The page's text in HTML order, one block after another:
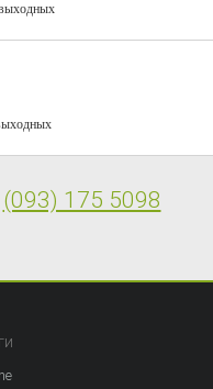
(093) 175 5098